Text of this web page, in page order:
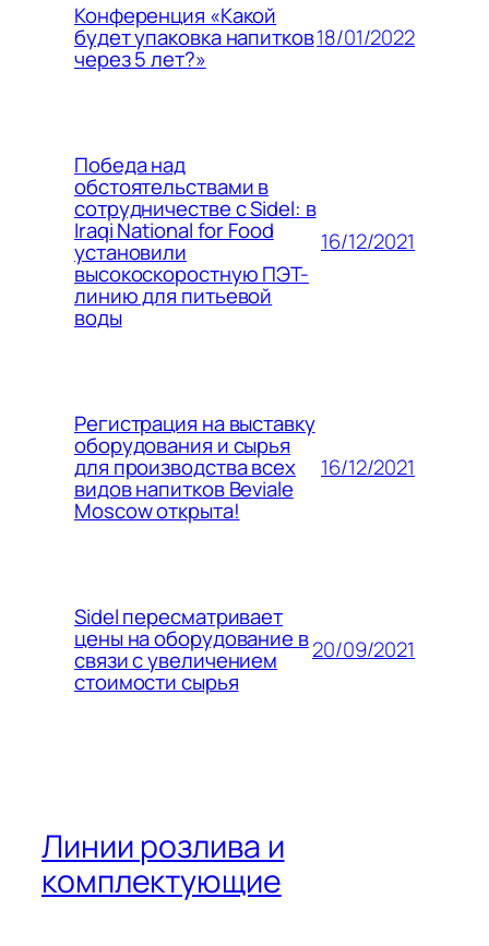
Конференция «Какой
будет упаковка напитков
через 5 лет?»
18/01/2022
Победа над
обстоятельствами в
сотрудничестве с Sidel: в
Iraqi National for Food
установили
высокоскоростную ПЭТ-
линию для питьевой
воды
16/12/2021
Регистрация на выставку
оборудования и сырья
для производства всех
видов напитков Beviale
Moscow открыта!
16/12/2021
Sidel пересматривает
цены на оборудование в
связи с увеличением
стоимости сырья
20/09/2021
Линии розлива и
комплектующие